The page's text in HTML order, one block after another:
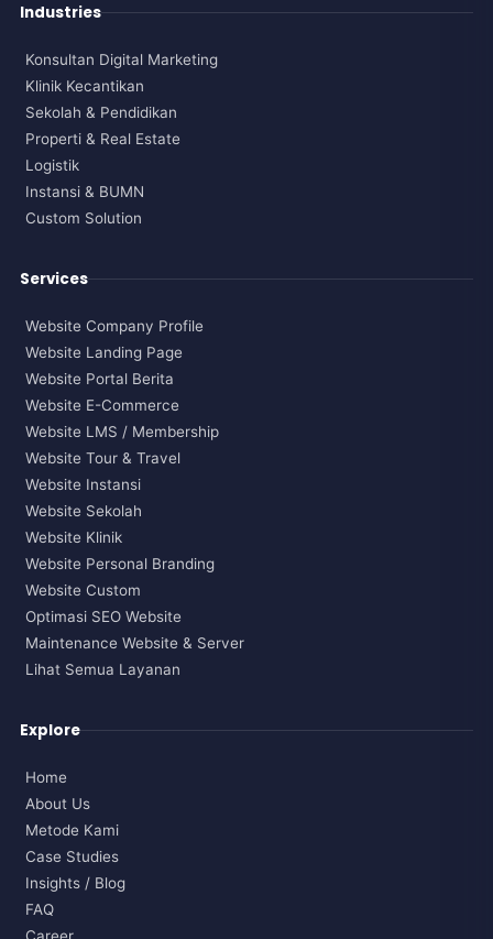
Industries
Konsultan Digital Marketing
Klinik Kecantikan
Sekolah & Pendidikan
Properti & Real Estate
Logistik
Instansi & BUMN
Custom Solution
Services
Website Company Profile
Website Landing Page
Website Portal Berita
Website E-Commerce
Website LMS / Membership
Website Tour & Travel
Website Instansi
Website Sekolah
Website Klinik
Website Personal Branding
Website Custom
Optimasi SEO Website
Maintenance Website & Server
Lihat Semua Layanan
Explore
Home
About Us
Metode Kami
Case Studies
Insights / Blog
FAQ